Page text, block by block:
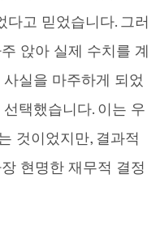
고 믿었습니다. 그러
앉아 실제 수치를 계
실을 마주하게 되었
택했습니다. 이는 우
것이었지만, 결과적
현명한 재무적 결정